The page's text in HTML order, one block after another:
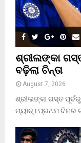
ଶ୍ରୀଲଙ୍କା
ବଢ଼ିଲା ଚିନ୍ତା
August 7, 2026
ଶ୍ରୀଲଙ୍କା ଗସ୍ତ ପୂର୍ବରୁ
ମ୍ୟାଚ୍। ପ୍ରଥମ ଦିନର